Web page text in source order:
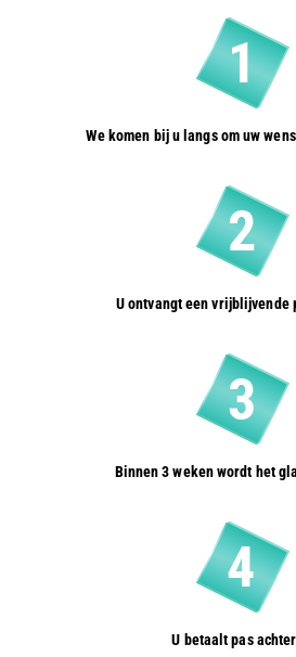
We komen bij u langs om uw
U ontvangt een vrijblijvende
Binnen 3 weken wordt het
U betaalt pas